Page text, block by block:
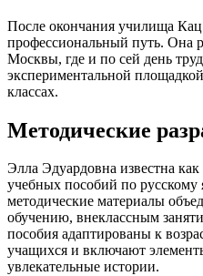
После окончания училища Кац
профессиональный путь. Она
Москвы, где и по сей день
экспериментальной
классах.
Методические
Элла Эдуардовна известна
учебных пособий по русскому
методические материалы
обучению, внеклассным
пособия адаптированы к
учащихся и включают
увлекательные истории.